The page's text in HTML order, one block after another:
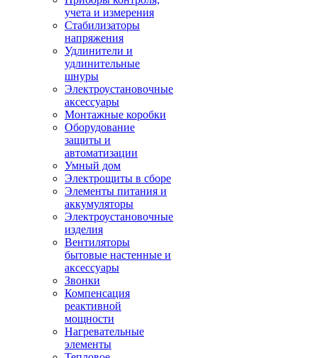
учета и измерения
Стабилизаторы
напряжения
Удлинители и
удлинительные
шнуры
Электроустановочные
аксессуары
Монтажные коробки
Оборудование
защиты и
автоматизации
Умный дом
Электрощиты в сборе
Элементы питания и
аккумуляторы
Электроустановочные
изделия
Вентиляторы
бытовые настенные и
аксессуары
Звонки
Компенсация
реактивной
мощности
Нагревательные
элементы